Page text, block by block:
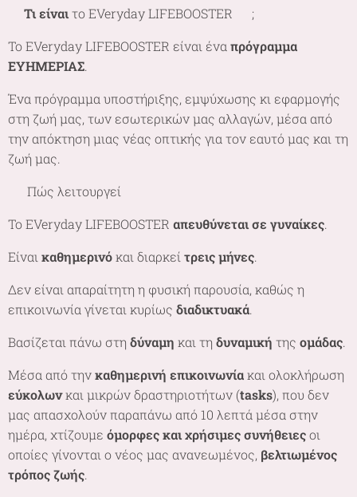
Τιείναιτο EVeryday LIFEBOOSTER 🌷;
Το EVeryday LIFEBOOSTER είναι ένα πρόγραμμα
ΕΥΗΜΕΡΙΑΣ.
Ένα πρόγραμμα υποστήριξης, εμψύχωσης κι εφαρμογής
στη ζωή μας, των εσωτερικών μας αλλαγών, μέσα από
την απόκτηση μιας νέας οπτικής για τον εαυτό μας και τη
ζωή μας.
🌷 Πώς λειτουργεί
Το EVeryday LIFEBOOSTER απευθύνεται σε γυναίκες.
Είναι καθημερινόκαι διαρκεί τρεις μήνες.
Δεν είναι απαραίτητη η φυσική παρουσία, καθώς η
επικοινωνία γίνεται κυρίως διαδικτυακά.
Βασίζεται πάνω στη δύναμη και τη δυναμική της ομάδας.
Μέσα από τηνκαθημερινή επικοινωνίακαι ολοκλήρωση
εύκολωνκαι μικρών δραστηριοτήτων (tasks), που δεν
μας απασχολούν παραπάνω από 10 λεπτά μέσα στην
ημέρα, χτίζουμε όμορφες και χρήσιμες συνήθειεςοι
οποίες γίνονται ο νέος μας ανανεωμένος, βελτιωμένος
τρόπος ζωής.